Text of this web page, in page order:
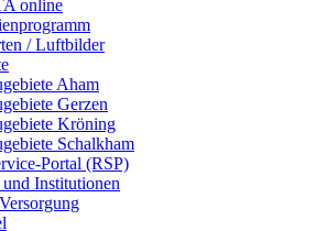
online
/ Luftbilder
Aham
Gerzen
Kröning
Schalkham
Portal (RSP)
Institutionen